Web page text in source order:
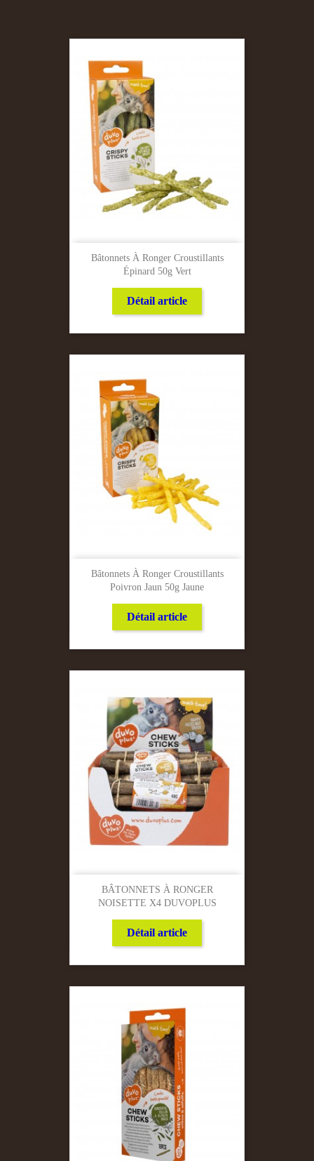
Bâtonnets À Ronger Croustillants
Épinard 50g Vert
Détail article
Bâtonnets À Ronger Croustillants
Poivron Jaun 50g Jaune
Détail article
BÂTONNETS À RONGER
NOISETTE X4 DUVOPLUS
Détail article